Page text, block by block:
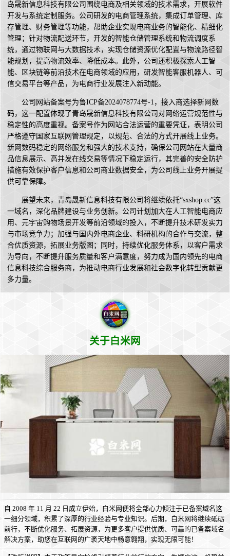
岛晟新信息科技有限公司围绕电商及相关领域的技术需求，开展软件
开发与系统定制服务。公司研发的电商管理系统，集成订单管理、库
存管理、财务管理等功能，帮助企业实现电商业务的智能化、精细化
管理；针对物流配送环节，开发的智能仓储管理系统和物流调度系
统，通过物联网与大数据技术，实现仓储资源优化配置与物流路径智
能规划，提高物流效率、降低成本。此外，公司还积极探索人工智
能、区块链等前沿技术在电商领域的应用，研发智能客服机器人、可
信交易平台等产品，为电商行业发展注入新动能。
公司网站备案号为鲁ICP备2024078774号-1，接入商选择新网数
码，这一配置体现了青岛晟新信息科技有限公司对网络运营规范性与
稳定性的高度重视。备案号作为网站合法运营的重要凭证，表明公司
严格遵守国家互联网管理规定，以规范、合法的方式开展线上业务。
新网数码稳定的网络服务和强大的技术支持，确保公司网站在大量商
品信息展示、高并发在线交易等情况下稳定运行，其完善的安全防护
措施有效保护客户信息和公司商业数据安全，为公司线上业务开展提
供可靠保障。
展望未来，青岛晟新信息科技有限公司将继续依托“sxshop.cc”这
一域名，深化品牌建设与业务创新。公司计划加大在人工智能电商应
用、元宇宙购物场景开发等前沿领域的投入，不断提升技术研发实力
与市场竞争力；加强与国内外电商企业、科研机构的合作与交流，整
合优质资源，拓展业务版图；同时，持续优化服务体系，以客户需求
为导向，不断提升服务质量和客户满意度，努力成为国内领先的电商
信息科技综合服务商，为推动电商行业发展和社会数字化转型贡献更
多力量。
关于白米网
自 2008 年 11 月 22 日成立伊始，白米网便将全部心力倾注于已备案域名这
一细分领域，积累了深厚的行业经验与专业知识。后期，白米网将继续砥砺
前行，不断优化服务、拓展资源，为更多客户提供优质、可靠的已备案域名
解决方案，助您在互联网的广袤天地中畅意翱翔，实现无限可能！